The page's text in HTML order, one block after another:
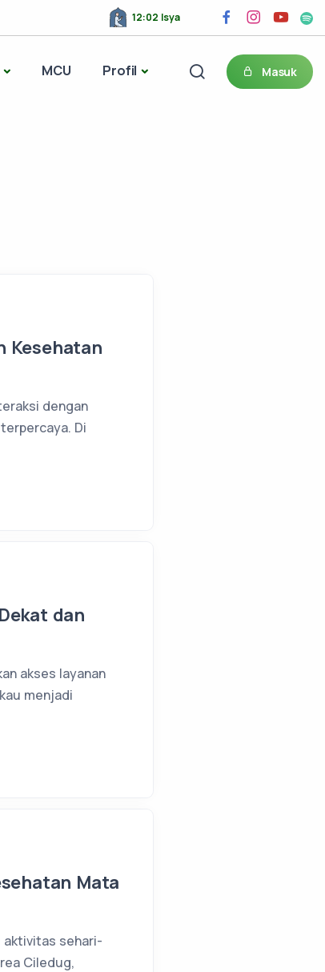
21:51 Subuh
MCU Profil Masuk
Kesehatan
dengan
Di
dan
akses layanan
menjadi
Mata
aktivitas sehari-
Ciledug,